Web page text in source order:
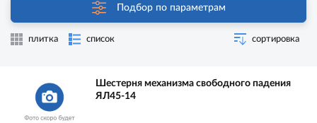
Подбор по параметрам
плитка список сортировка
Шестерня механизма свободного падения
ЯЛ45-14